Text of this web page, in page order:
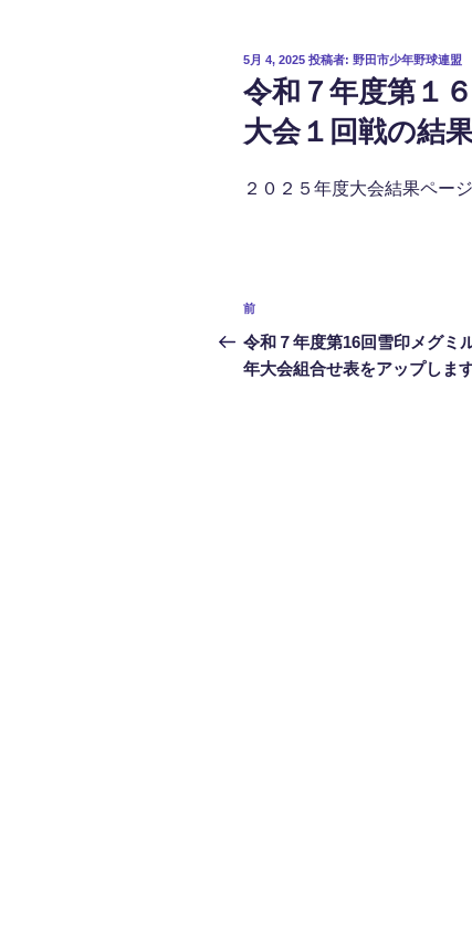
投
日:
5月 4, 2025 投稿者: 野田市少年野球連盟
令和７年度第１
大会１回戦の結
２０２５年度大会結果ペー
投
稿
ナ
前
の
投
前
令和７年度第16回雪印メグミ
年大会組合せ表をアップします